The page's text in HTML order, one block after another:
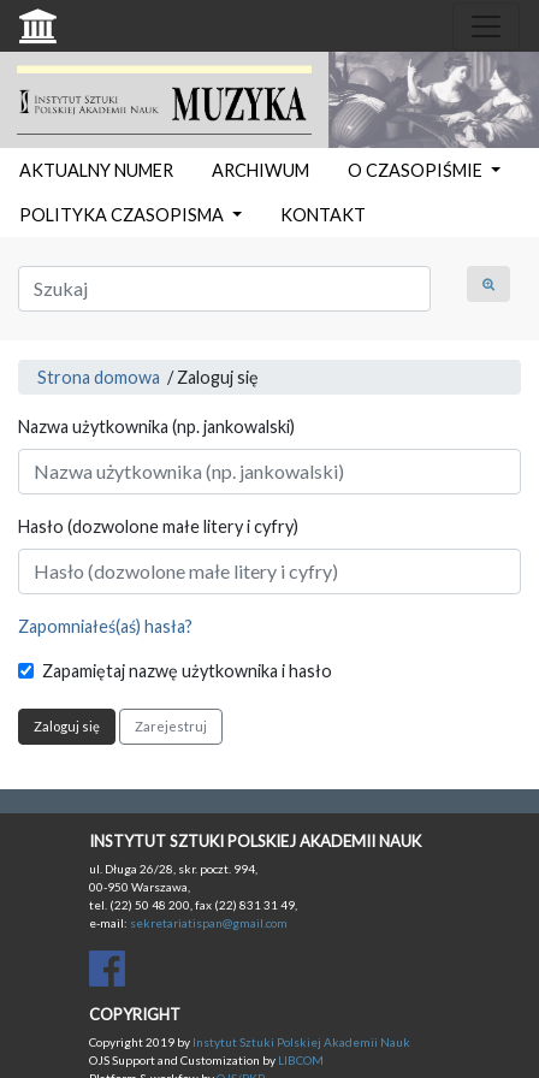
AKTUALNY NUMER ARCHIWUM O CZASOPIŚMIE
POLITYKA CZASOPISMA KONTAKT
Strona domowa /Zaloguj się
Nazwa użytkownika (np. jankowalski)
Hasło (dozwolone małe litery i cyfry)
Zapomniałeś(aś) hasła?
Zapamiętaj nazwę użytkownika i hasło
Zaloguj się Zarejestruj
INSTYTUT SZTUKI POLSKIEJ AKADEMII NAUK
ul. Długa 26/28, skr. poczt. 994,
00-950 Warszawa,
tel. (22) 50 48 200, fax (22) 831 31 49,
e-mail: sekretariatispan@gmail.com
COPYRIGHT
Copyright 2019 by Instytut Sztuki Polskiej Akademii Nauk
OJS Support and Customization by LIBCOM